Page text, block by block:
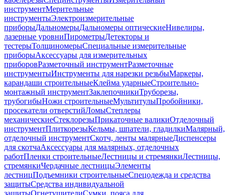
инструментМерительные
инструментыЭлектроизмерительные
приборыДальномерыДальномеры оптическиеНивелиры,
лазерные уровниПирометрыДетекторы и
тестерыТолщиномерыСпециальные измерительные
приборыАксессуары для измерительных
приборовРазметочный инструментРазметочные
инструментыИнструменты для нарезки резьбыМаркеры,
карандаши строительныеКлейма ударныеСтроительно-
монтажный инструментЗаклепочникиТруборезы,
трубогибыНожи строительныеМультитулыПробойники,
просекатели отверстийЛомыСтеплеры
механическиеСтеклорезыПрикаточные валикиОтделочный
инструментПлиткорезыКельмы, шпатели, гладилкиМалярный,
отделочный инструментСкотч, ленты малярныеДиспенсеры
для скотчаАксессуары для малярных, отделочных
работПленки строительныеЛестницы и стремянкиЛестницы,
стремянкиЧердачные лестницыЭлементы
лестницПодъемники строительныеСпецодежда и средства
защитыСредства индивидуальной
защитыОгнетушителиСумки, пояса для